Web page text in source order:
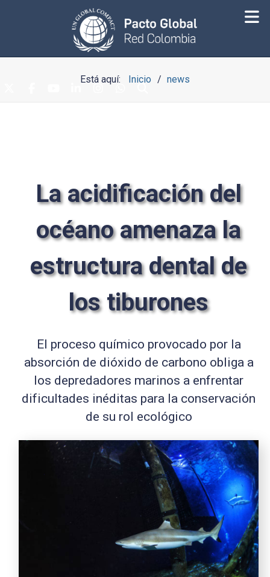
Está aquí: Inicio news
La acidificación del
océano amenaza la
estructura dental de
los tiburones
El proceso químico provocado por la
absorción de dióxido de carbono obliga a
los depredadores marinos a enfrentar
dificultades inéditas para la conservación
de su rol ecológico